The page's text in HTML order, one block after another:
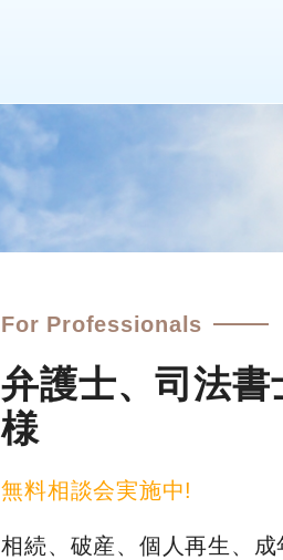
For Professionals
弁護士、司法
様
無料相談会実施中!
相続、破産、個人再生、